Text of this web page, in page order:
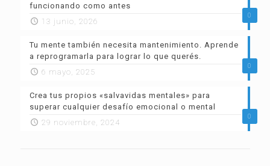
0
funcionando como antes
13 junio, 2026
0
Tu mente también necesita mantenimiento. Aprende
a reprogramarla para lograr lo que querés.
6 mayo, 2025
0
Crea tus propios «salvavidas mentales» para
superar cualquier desafío emocional o mental
29 noviembre, 2024